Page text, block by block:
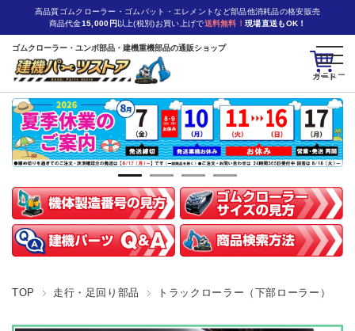
カート
高品質ゴムクローラー・ゴムパット・エレメントなど部品他消耗品の格安販売
商品代金15,000円 以上(税別)お買い上げで送料無料！ 現場直送もOK！
ゴムクローラー・ユンボ部品・建機重機部品の通販ショップ
TOP 走行・足回り部品 トラックローラー（下部ローラー）